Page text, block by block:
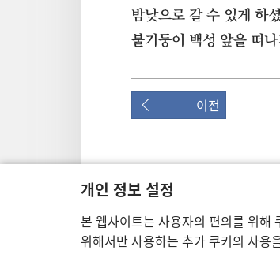
개인 정보 설정
본 웹사이트는 사용자의 편의를 위해
위해서만 사용하는 추가 쿠키의 사용
밤낮으로 갈 수 있게 하
불기둥이 백성 앞을 떠
이전
이 출판물의 저작권
Copyright © 2026 Watch Tower
이용 약관|개인 정보 보호 정책